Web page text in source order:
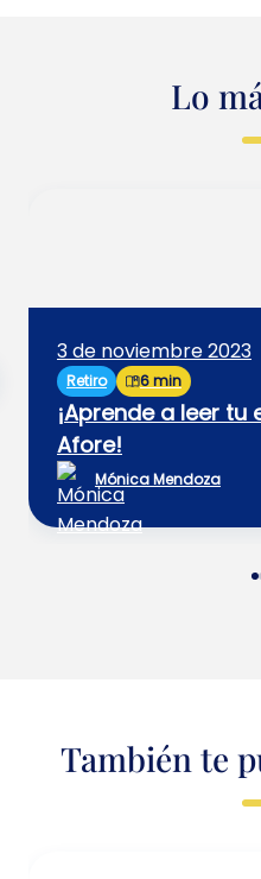
Lo
3 de noviembre 2023
Retiro 6 min
¡Aprende a leer
Afore!
Mónica Mendoza
También te